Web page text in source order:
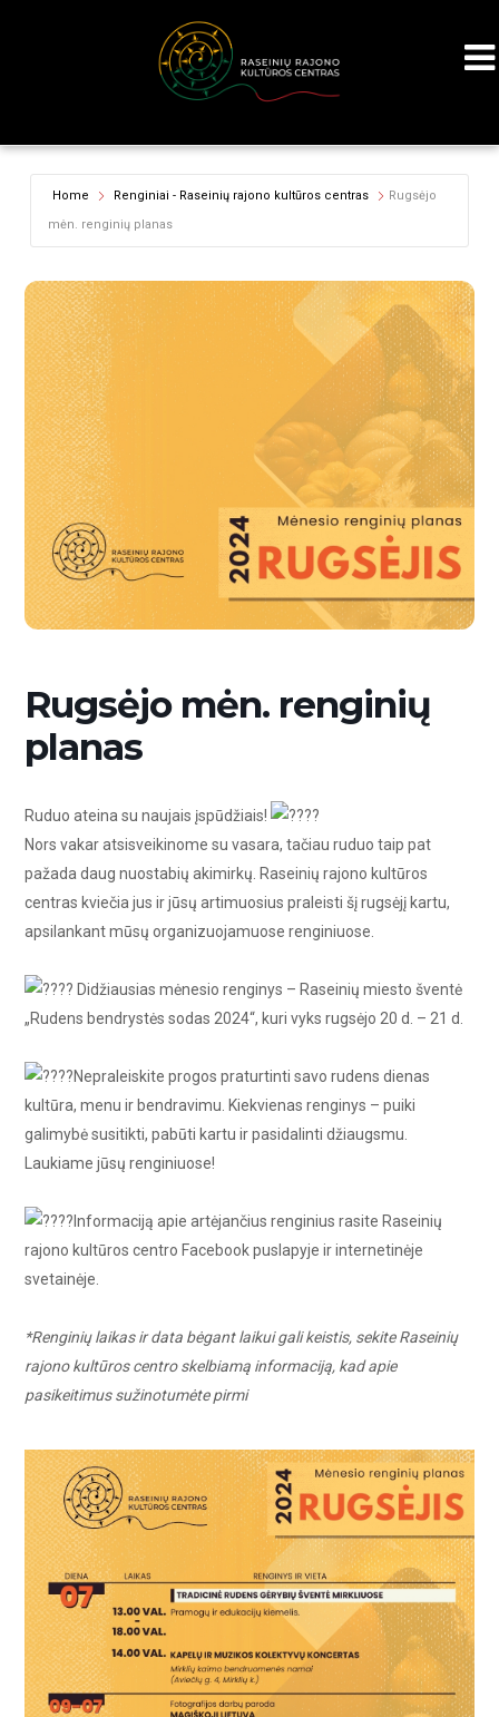
Home Renginiai - Raseinių rajono kultūros centras
Rugsėjo
mėn. renginių planas
Rugsėjo mėn. renginių
planas
Ruduo ateina su naujais įspūdžiais!
Nors vakar atsisveikinome su vasara, tačiau ruduo taip pat
pažada daug nuostabių akimirkų. Raseinių rajono kultūros
centras kviečia jus ir jūsų artimuosius praleisti šį rugsėjį kartu,
apsilankant mūsų organizuojamuose renginiuose.
Didžiausias mėnesio renginys – Raseinių miesto šventė
„Rudens bendrystės sodas 2024“, kuri vyks rugsėjo 20 d. – 21 d.
Nepraleiskite progos praturtinti savo rudens dienas
kultūra, menu ir bendravimu. Kiekvienas renginys – puiki
galimybė susitikti, pabūti kartu ir pasidalinti džiaugsmu.
Laukiame jūsų renginiuose!
Informaciją apie artėjančius renginius rasite Raseinių
rajono kultūros centro Facebook puslapyje ir internetinėje
svetainėje.
*Renginių laikas ir data bėgant laikui gali keistis, sekite Raseinių
rajono kultūros centro skelbiamą informaciją, kad apie
pasikeitimus sužinotumėte pirmi